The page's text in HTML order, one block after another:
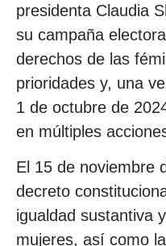
presidenta Claudia
su campaña
derechos de las
prioridades y, una
1 de octubre de
en múltiples
El 15 de noviembre
decreto
igualdad sustantiva
mujeres, así como